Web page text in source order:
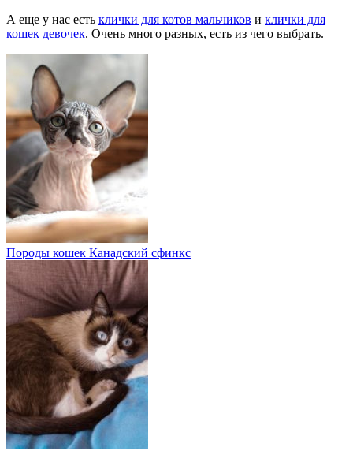
А еще у нас есть клички для котов мальчиков и клички для
кошек девочек. Очень много разных, есть из чего выбрать.
Породы кошек Канадский сфинкс